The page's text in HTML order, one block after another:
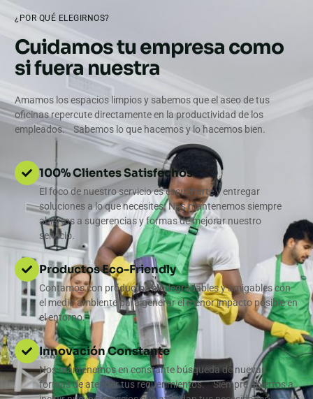
¿POR QUÉ ELEGIRNOS?
Cuidamos tu empresa como
si fuera nuestra
Amamos los espacios limpios y sabemos que el aseo de tus
oficinas repercute directamente en la productividad de los
empleados. Sabemos lo que hacemos y lo hacemos bien.
100% Clientes Satisfechos
El foco de nuestro servicio es escucharte y entregar
soluciones a lo que necesites. Nos mantenemos siempre
abiertos a sugerencias y formas de mejorar nuestro
servicio.
Productos Eco-Friendly
Contamos con productos biodegradables y amigables con
el medio ambiente para generar el menor impacto posible en
el entorno.
Innovación Constante
Nos mantenemos en constante búsqueda de nuevas
formas de atender tus requerimientos. Siempre abiertos a